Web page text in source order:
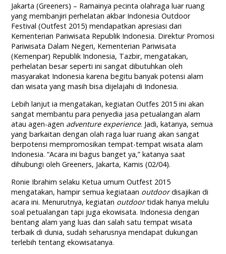
Jakarta (Greeners) – Ramainya pecinta olahraga luar ruang
yang membanjiri perhelatan akbar Indonesia Outdoor
Festival (Outfest 2015) mendapatkan apresiasi dari
Kementerian Pariwisata Republik Indonesia. Direktur Promosi
Pariwisata Dalam Negeri, Kementerian Pariwisata
(Kemenpar) Republik Indonesia, Tazbir, mengatakan,
perhelatan besar seperti ini sangat dibutuhkan oleh
masyarakat Indonesia karena begitu banyak potensi alam
dan wisata yang masih bisa dijelajahi di Indonesia.
Lebih lanjut ia mengatakan, kegiatan Outfes 2015 ini akan
sangat membantu para penyedia jasa petualangan alam
atau agen-agen adventure experience. Jadi, katanya, semua
yang barkaitan dengan olah raga luar ruang akan sangat
berpotensi mempromosikan tempat-tempat wisata alam
Indonesia. “Acara ini bagus banget ya,” katanya saat
dihubungi oleh Greeners, Jakarta, Kamis (02/04).
Ronie Ibrahim selaku Ketua umum Outfest 2015
mengatakan, hampir semua kegiataan outdoordisajikan di
acara ini. Menurutnya, kegiatan outdoortidak hanya melulu
soal petualangan tapi juga ekowisata. Indonesia dengan
bentang alam yang luas dan salah satu tempat wisata
terbaik di dunia, sudah seharusnya mendapat dukungan
terlebih tentang ekowisatanya.